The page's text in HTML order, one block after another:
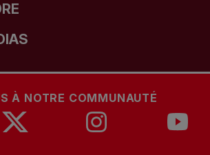
À NOTRE COMMUNAUTÉ